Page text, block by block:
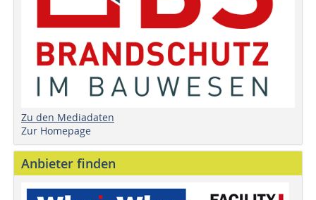
Zu den Mediadaten
Zur Homepage
Anbieter finden